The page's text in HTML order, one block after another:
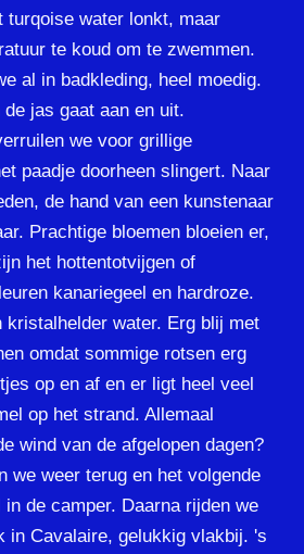
turqoise water lonkt, maar
te koud om te zwemmen.
al in badkleding, heel moedig.
jas gaat aan en uit.
we voor grillige
paadje doorheen slingert. Naar
de hand van een kunstenaar
Prachtige bloemen bloeien er,
het hottentotvijgen of
kanariegeel en hardroze.
kristalhelder water. Erg blij met
omdat sommige rotsen erg
op en af en er ligt heel veel
op het strand. Allemaal
wind van de afgelopen dagen?
we weer terug en het volgende
de camper. Daarna rijden we
in Cavalaire, gelukkig vlakbij. 's